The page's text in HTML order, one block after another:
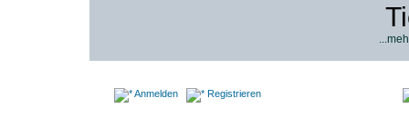
Anmelden Registrieren